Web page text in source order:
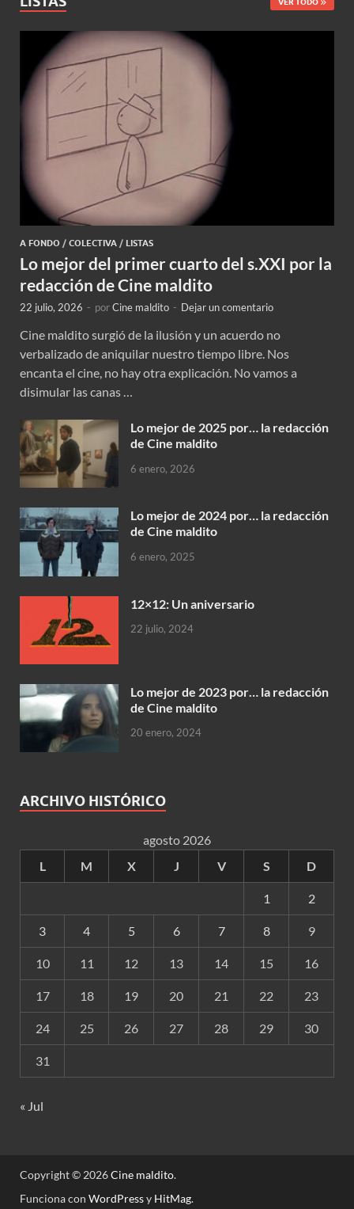
VER TODO
A FONDO / COLECTIVA / LISTAS
Lo mejor del primer cuarto del s.XXI por la
redacción de Cine maldito
22 julio, 2026 - porCine maldito - Dejar un comentario
Cine maldito surgió de la ilusión y un acuerdo no
verbalizado de aniquilar nuestro tiempo libre. Nos
encanta el cine, no hay otra explicación. No vamos a
disimular las canas …
Lo mejor de 2025 por… la redacción
de Cine maldito
6 enero, 2026
Lo mejor de 2024 por… la redacción
de Cine maldito
6 enero, 2025
12×12: Un aniversario
22 julio, 2024
Lo mejor de 2023 por… la redacción
de Cine maldito
20 enero, 2024
ARCHIVO HISTÓRICO
agosto 2026
L
M X J V S D
1 2
3 4 5 6 7 8 9
10 11 12 13 14 15 16
17 18 19 20 21 22 23
24 25 26 27 28 29 30
31
« Jul
Copyright © 2026Cine maldito.
Funciona con WordPressy HitMag.